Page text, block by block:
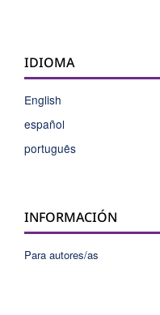
IDIOMA
English
español
português
INFORMACIÓN
Para autores/as